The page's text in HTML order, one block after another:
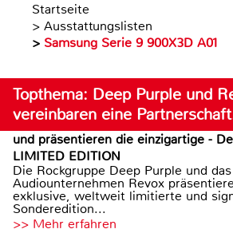
Startseite
> Ausstattungslisten
> Samsung Serie 9 900X3D A01
Topthema: Deep Purple und
vereinbaren eine
und präsentieren die einzigartige -
LIMITED EDITION
Die Rockgruppe Deep Purple und das
Audiounternehmen Revox
exklusive, weltweit limitierte und
Sonderedition...
>> Mehr erfahren